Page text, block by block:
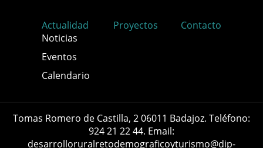
Actualidad
Noticias
Eventos
Calendario
Proyectos Contacto
Tomas Romero de Castilla, 2 06011 Badajoz. Teléfono:
924 21 22 44. Email:
desarrolloruralretodemograficoyturismo@dip-